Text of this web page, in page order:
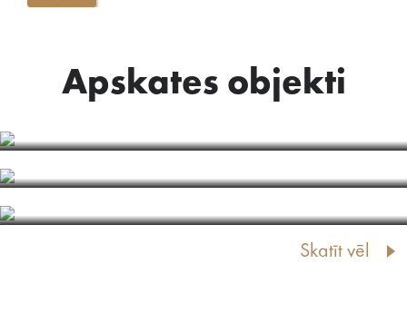
Apskates objekti
VIDES OBJEKTS "JŪRMALA"
ĶEMERU KŪRORTA PARKS
Skatīt vēl